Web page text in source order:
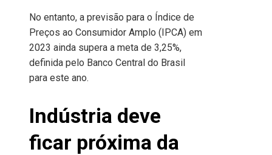
No entanto, a previsão para o Índice de
Preços ao Consumidor Amplo (IPCA) em
2023 ainda supera a meta de 3,25%,
definida pelo Banco Central do Brasil
para este ano.
Indústria deve
ficar próxima da